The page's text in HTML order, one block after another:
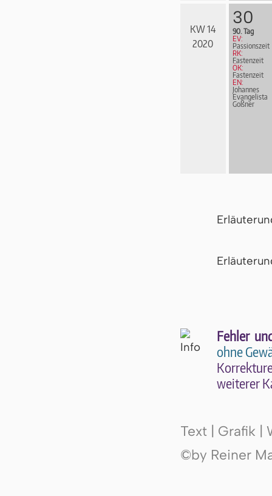
KW 14
2020
30
90. Tag
EV:
Passionszeit
RK:
Fastenzeit
ÖK:
Fastenzeit
EN:
Johannes
Evangelista
Goßner
Fehler
ohne
wei­te­rer
Text | Grafik |
©by Reiner